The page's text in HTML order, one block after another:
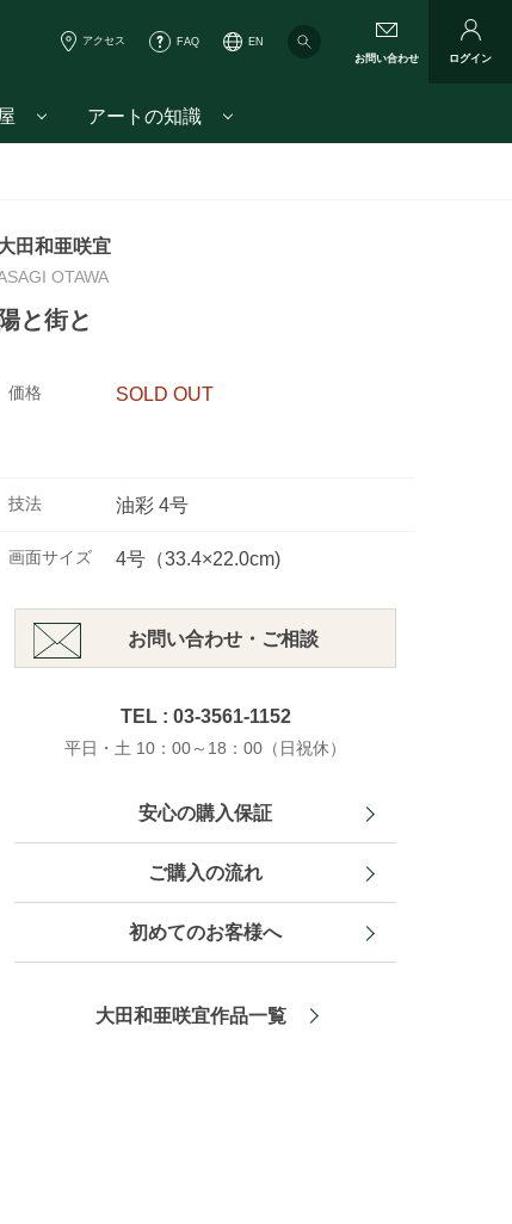
アクセス FAQ
EN
お問い合わせ
ログイン
アートの知識
田和亜咲宜
OTAWA
陽と街と
価格 SOLD OUT
技法 油彩 4号
画面サイズ 4号（33.4×22.0cm)
お問い合わせ・ご相談
TEL : 03-3561-1152
平日・土 10：00～18：00（日祝休）
安心の購入保証
ご購入の流れ
初めてのお客様へ
大田和亜咲宜作品一覧